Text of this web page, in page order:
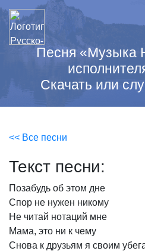
Песня «Музыка
Скачать или
<< Все песни
Текст песни:
Позабудь об этом дне
Спор не нужен никому
Не читай нотаций мне
Мама, это ни к чему
Снова к друзьям я своим